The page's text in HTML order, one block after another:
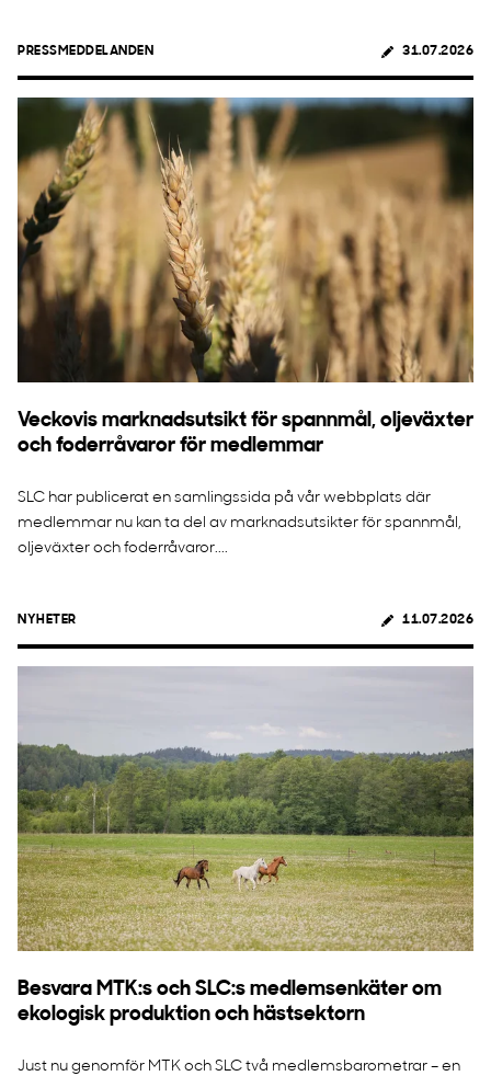
PRESSMEDDELANDEN 31.07.2026
Veckovis marknadsutsikt för spannmål, oljeväxter
och foderråvaror för medlemmar
SLC har publicerat en samlingssida på vår webbplats där
medlemmar nu kan ta del av marknadsutsikter för spannmål,
oljeväxter och foderråvaror....
NYHETER 11.07.2026
Besvara MTK:s och SLC:s medlemsenkäter om
ekologisk produktion och hästsektorn
Just nu genomför MTK och SLC två medlemsbarometrar – en